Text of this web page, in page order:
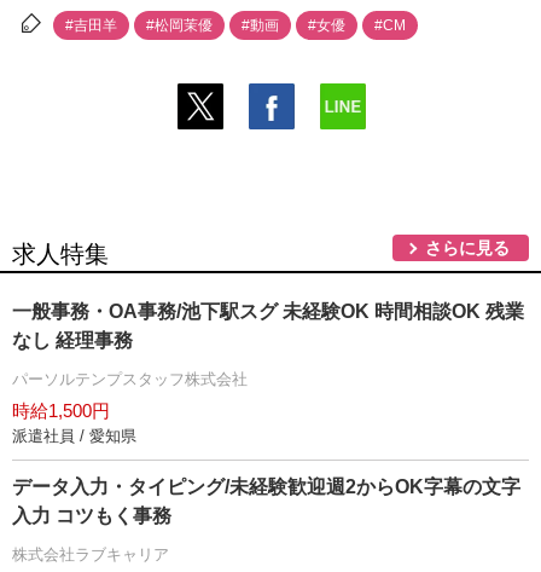
#吉田羊 #松岡茉優 #動画 #女優 #CM
求人特集 さらに見る
一般事務・OA事務/池下駅スグ 未経験OK 時間相談OK 残業
なし 経理事務
パーソルテンプスタッフ株式会社
時給1,500円
派遣社員 / 愛知県
データ入力・タイピング/未経験歓迎週2からOK字幕の文字
入力 コツもく事務
株式会社ラブキャリア